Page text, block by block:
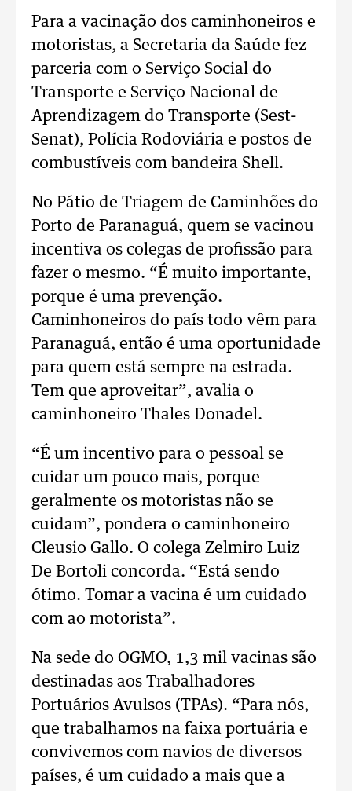
Para a vacinação dos caminhoneiros e
motoristas, a Secretaria da Saúde fez
parceria com o Serviço Social do
Transporte e Serviço Nacional de
Aprendizagem do Transporte (Sest-
Senat), Polícia Rodoviária e postos de
combustíveis com bandeira Shell.
No Pátio de Triagem de Caminhões do
Porto de Paranaguá, quem se vacinou
incentiva os colegas de profissão para
fazer o mesmo. “É muito importante,
porque é uma prevenção.
Caminhoneiros do país todo vêm para
Paranaguá, então é uma oportunidade
para quem está sempre na estrada.
Tem que aproveitar”, avalia o
caminhoneiro Thales Donadel.
“É um incentivo para o pessoal se
cuidar um pouco mais, porque
geralmente os motoristas não se
cuidam”, pondera o caminhoneiro
Cleusio Gallo. O colega Zelmiro Luiz
De Bortoli concorda. “Está sendo
ótimo. Tomar a vacina é um cuidado
com ao motorista”.
Na sede do OGMO, 1,3 mil vacinas são
destinadas aos Trabalhadores
Portuários Avulsos (TPAs). “Para nós,
que trabalhamos na faixa portuária e
convivemos com navios de diversos
países, é um cuidado a mais que a